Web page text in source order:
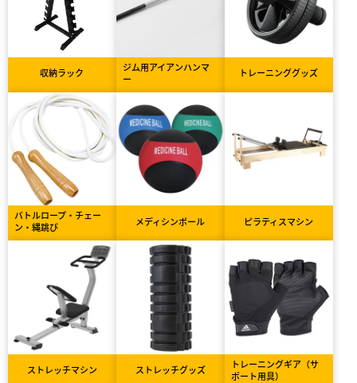
収納ラック
ジム用アイアンハンマ
ー
トレーニンググッズ
バトルロープ・チェー
ン・縄跳び
メディシンボール ピラティスマシン
ストレッチマシン ストレッチグッズ
トレーニングギア（サ
ポート用具）